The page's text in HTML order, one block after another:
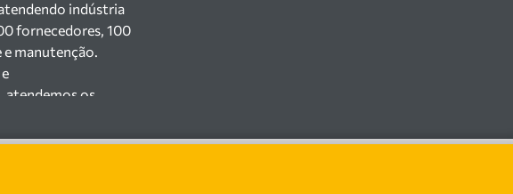
indústria
fornecedores, 100
manutenção.
atendemos os
mais de